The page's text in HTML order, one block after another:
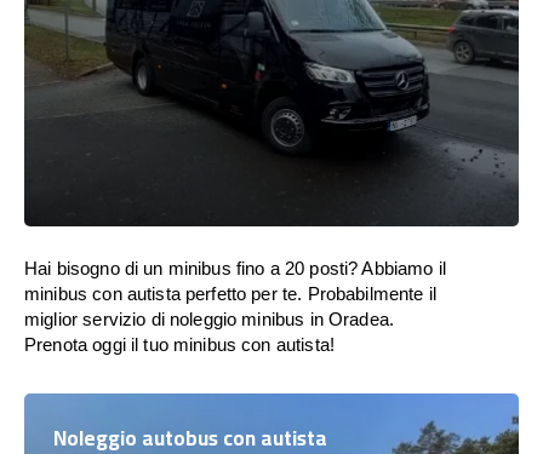
Hai bisogno di un minibus fino a 20 posti? Abbiamo il
minibus con autista perfetto per te. Probabilmente il
miglior servizio di noleggio minibus in Oradea.
Prenota oggi il tuo minibus con autista!
Noleggio autobus con autista